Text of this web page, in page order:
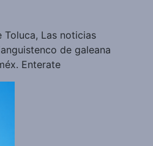
Toluca, Las noticias
de galeana
Enterate